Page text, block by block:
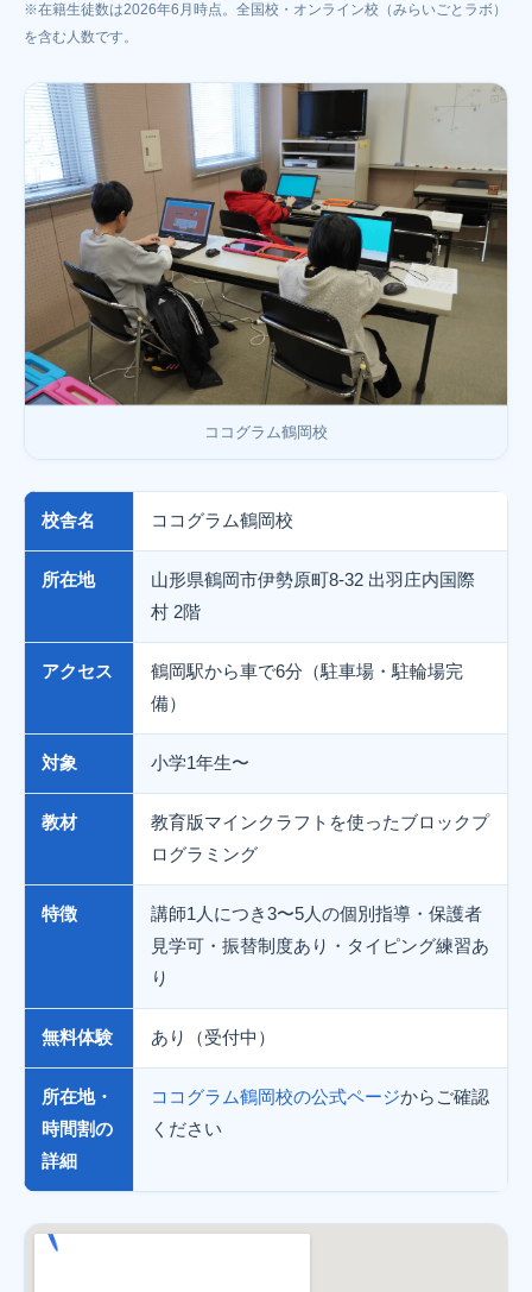
※在籍生徒数は2026年6月時点。全国校・オンライン校（みらいごとラボ）
を含む人数です。
ココグラム鶴岡校
校舎名 ココグラム鶴岡校
所在地
山形県鶴岡市伊勢原町8-32 出羽庄内国際
村 2階
アクセス
鶴岡駅から車で6分（駐車場・駐輪場完
備）
対象 小学1年生〜
教材
教育版マインクラフトを使ったブロックプ
ログラミング
特徴
講師1人につき3〜5人の個別指導・保護者
見学可・振替制度あり・タイピング練習あ
り
無料体験 あり（受付中）
所在地・
時間割の
詳細
ココグラム鶴岡校の公式ページからご確認
ください